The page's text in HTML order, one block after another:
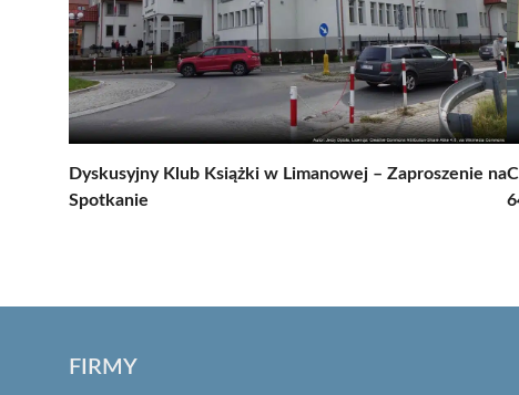
Dyskusyjny Klub Książki w Limanowej – Zaproszenie na
Spotkanie
FIRMY